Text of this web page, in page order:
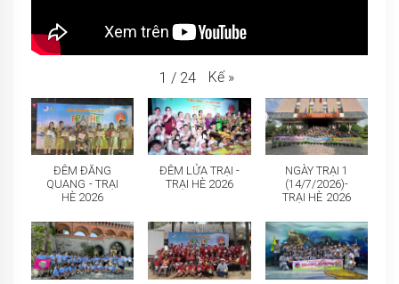
1 / 24 Kế »
ĐÊM ĐĂNG
QUANG - TRẠI
HÈ 2026
ĐÊM LỬA TRẠI -
TRẠI HÈ 2026
NGÀY TRẠI 1
(14/7/2026)-
TRẠI HÈ 2026